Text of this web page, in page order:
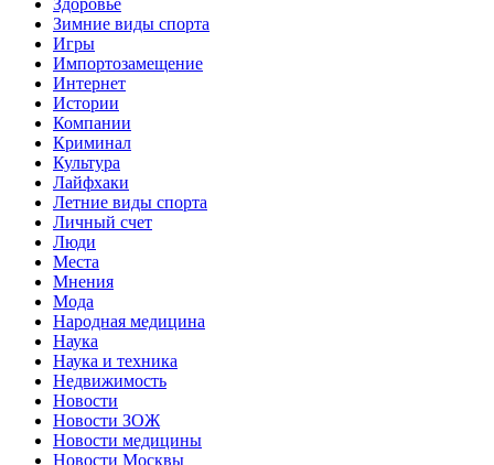
Здоровье
Зимние виды спорта
Игры
Импортозамещение
Интернет
Истории
Компании
Криминал
Культура
Лайфхаки
Летние виды спорта
Личный счет
Люди
Места
Мнения
Мода
Народная медицина
Наука
Наука и техника
Недвижимость
Новости
Новости ЗОЖ
Новости медицины
Новости Москвы